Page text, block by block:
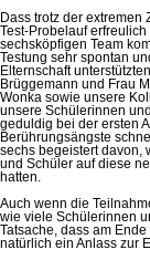
Dass trotz der
Test-Probelauf
sechsköpfigen Team
Testung sehr spontan
Elternschaft
Brüggemann und Frau
Wonka sowie unsere
unsere Schülerinnen
geduldig bei der ersten
Berührungsängste
sechs begeistert davon,
und Schüler auf diese
hatten.
Auch wenn die
wie viele Schülerinnen
Tatsache, dass am
natürlich ein Anlass zur